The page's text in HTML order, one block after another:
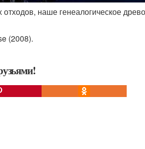
наше генеалогическое
(2008).